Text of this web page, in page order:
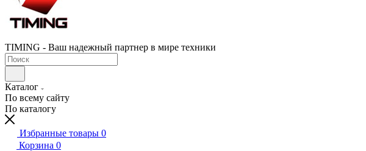
TIMING - Ваш надежный партнер в мире техники
Каталог
По всему сайту
По каталогу
Избранные товары 0
Корзина 0